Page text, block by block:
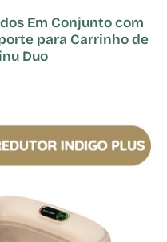
Em Conjunto com
para Carrinho de
Duo